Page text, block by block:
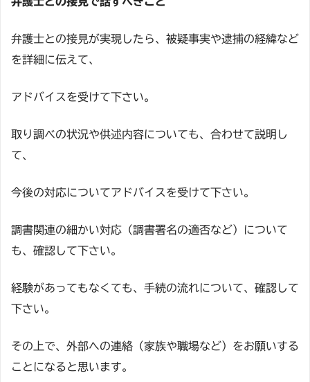
弁護士との接見が実現したら、被疑事実や逮捕の経緯など
を詳細に伝えて、
アドバイスを受けて下さい。
取り調べの状況や供述内容についても、合わせて説明し
て、
今後の対応についてアドバイスを受けて下さい。
調書関連の細かい対応（調書署名の適否など）について
も、確認して下さい。
経験があってもなくても、手続の流れについて、確認して
下さい。
その上で、外部への連絡（家族や職場など）をお願いする
ことになると思います。